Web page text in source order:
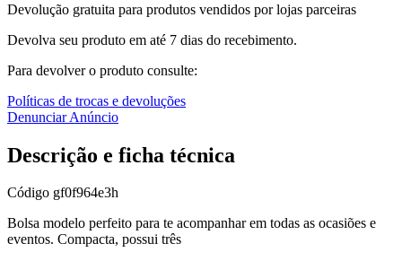
Devolução gratuita para produtos vendidos por lojas parceiras
Devolva seu produto em até 7 dias do recebimento.
Para devolver o produto consulte:
Políticas de trocas e devoluções
Denunciar Anúncio
Descrição e ficha técnica
Código gf0f964e3h
Bolsa modelo perfeito para te acompanhar em todas as ocasiões e
eventos. Compacta, possui três